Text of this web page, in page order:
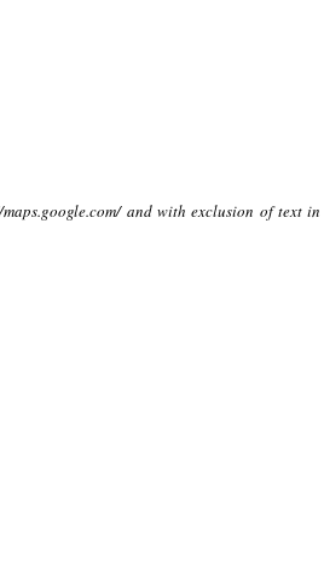
and with exclusion of text